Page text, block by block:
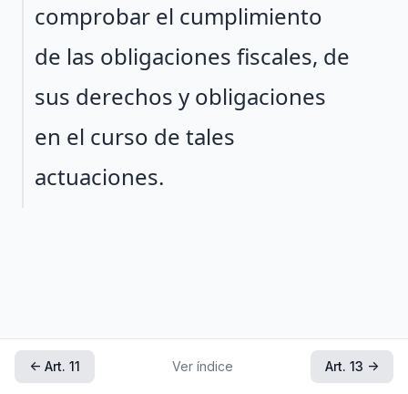
comprobar el cumplimiento
de las obligaciones fiscales, de
sus derechos y obligaciones
en el curso de tales
actuaciones.
← Art. 11 Ver índice Art. 13 →